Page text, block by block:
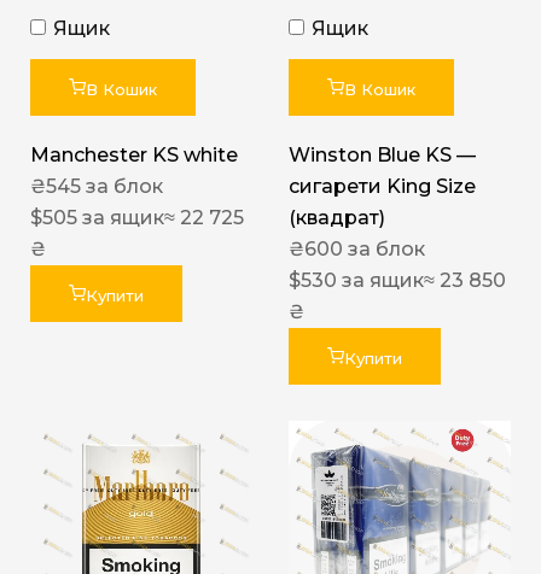
Ящик
В Кошик
Manchester KS white
₴545 за блок
$505 за ящик≈ 22 725
₴
Купити
Ящик
В Кошик
Winston Blue KS —
сигарети King Size
(квадрат)
₴600 за блок
$530 за ящик≈ 23 850
₴
Купити